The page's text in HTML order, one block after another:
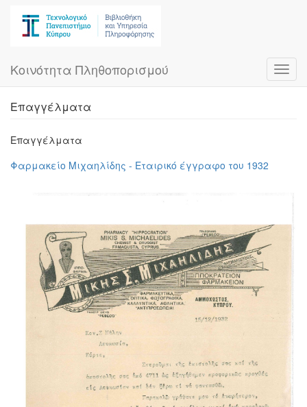
Κοινότητα Πληθοπορισμού
Επαγγέλματα
Επαγγέλματα
Φαρμακείο Μιχαηλίδης - Εταιρικό έγγραφο του 1932